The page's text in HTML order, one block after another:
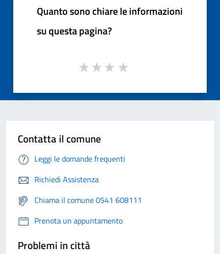
Quanto sono chiare le informazioni
su questa pagina?
Contatta il comune
Leggi le domande frequenti
Richiedi Assistenza
Chiama il comune 0541 608111
Prenota un appuntamento
Problemi in città